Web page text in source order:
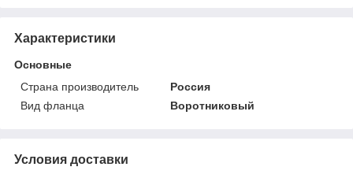
Характеристики
Основные
Страна производитель
Россия
Вид фланца
Воротниковый
Условия доставки